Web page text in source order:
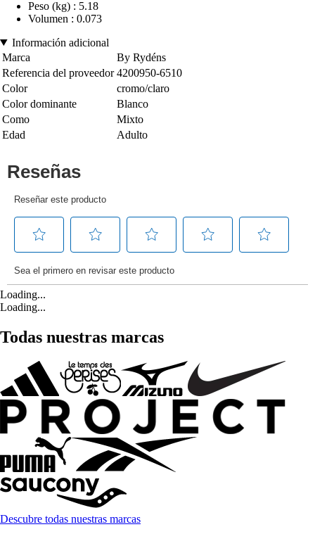
Peso (kg) : 5.18
Volumen : 0.073
Información adicional
Marca
By Rydéns
Referencia del proveedor 4200950-6510
Color
cromo/claro
Color dominante
Blanco
Como
Mixto
Edad
Adulto
Loading...
Loading...
Todas nuestras marcas
Descubre todas nuestras marcas